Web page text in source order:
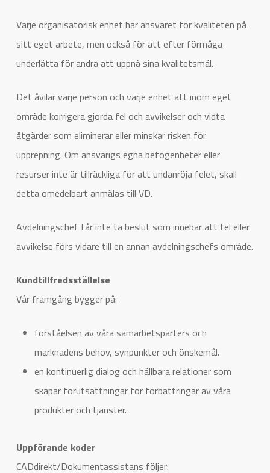
Varje organisatorisk enhet har ansvaret för kvaliteten på
sitt eget arbete, men också för att efter förmåga
underlätta för andra att uppnå sina kvalitetsmål.
Det åvilar varje person och varje enhet att inom eget
område korrigera gjorda fel och avvikelser och vidta
åtgärder som eliminerar eller minskar risken för
upprepning. Om ansvarigs egna befogenheter eller
resurser inte är tillräckliga för att undanröja felet, skall
detta omedelbart anmälas till VD.
Avdelningschef får inte ta beslut som innebär att fel eller
avvikelse förs vidare till en annan avdelningschefs område.
Kundtillfredsställelse
Vår framgång bygger på:
förståelsen av våra samarbetsparters och
marknadens behov, synpunkter och önskemål.
en kontinuerlig dialog och hållbara relationer som
skapar förutsättningar för förbättringar av våra
produkter och tjänster.
Uppförande koder
CADdirekt/Dokumentassistans följer: